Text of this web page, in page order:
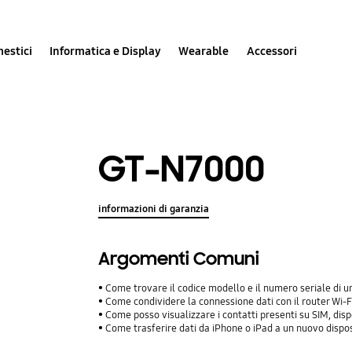
Informatica e Display Wearable Accessori
GT-N7000
informazioni di garanzia
Argomenti Comuni
Come trovare il codice modello e il numero seriale di
Come condividere la connessione dati con il router
Come posso visualizzare i contatti presenti su SIM,
Come trasferire dati da iPhone o iPad a un nuovo